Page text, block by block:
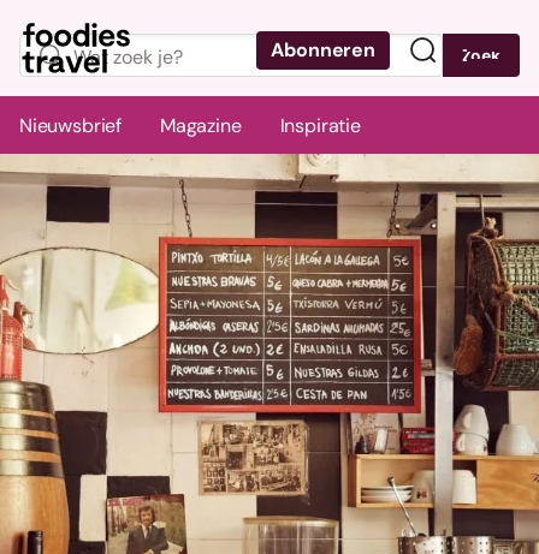
Abonneren Zoek
Nieuwsbrief Magazine Inspiratie